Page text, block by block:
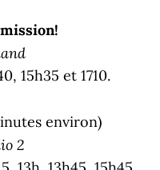
15h35 et 1710.
environ)
2